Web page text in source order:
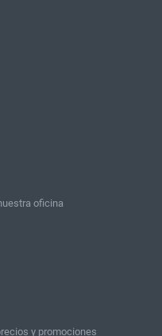
oficina
y promociones